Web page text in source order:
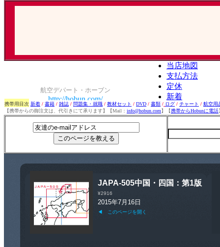
携帯用目次 新着 / 書籍 / 雑誌 / 問題集・就職 / 教材セット / DVD / 書類 / ログ / チャート / 航空用
【携帯からの御注文は、代引きにて承ります】【Mail： info@hobun.com】【携帯からHobunに電話